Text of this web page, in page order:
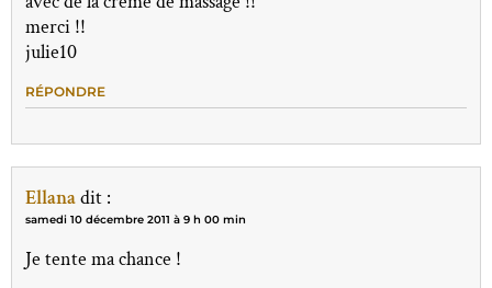
merci !!
julie10
RÉPONDRE
Ellanadit :
samedi 10 décembre 2011 à 9 h 00 min
Je tente ma chance !